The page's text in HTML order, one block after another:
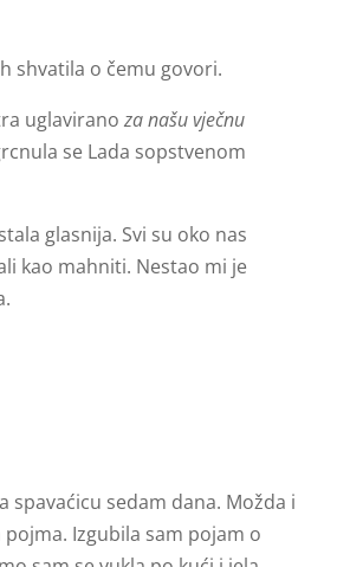
shvatila o čemu govori.
uglavirano za našu vječnu
se Lada sopstvenom
glasnija. Svi su oko nas
kao mahniti. Nestao mi je
spavaćicu sedam dana. Možda i
pojma. Izgubila sam pojam o